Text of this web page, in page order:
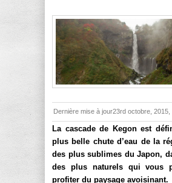
Dernière mise à jour23rd octobre, 2015,
La cascade de Kegon est
plus belle chute d’eau de la
des plus sublimes du Japon,
des plus naturels qui vous
profiter du paysage avoisinant.